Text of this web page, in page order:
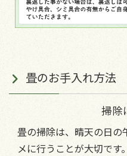
畳のお手入れ方法
掃除
畳の掃除は、晴天の日
メに行うことが大切です。